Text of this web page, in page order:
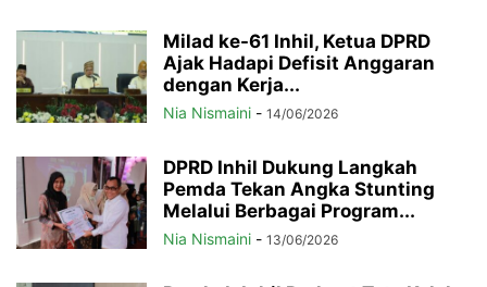
Milad ke-61 Inhil, Ketua DPRD
Ajak Hadapi Defisit Anggaran
dengan Kerja...
Nia Nismaini - 14/06/2026
DPRD Inhil Dukung Langkah
Pemda Tekan Angka Stunting
Melalui Berbagai Program...
Nia Nismaini - 13/06/2026